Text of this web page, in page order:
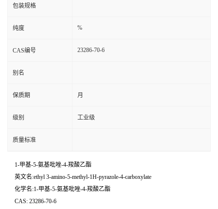
包装规格
纯度 %
CAS编号 23286-70-6
别名
保质期 月
级别 工业级
质量标准
1-甲基-5-氨基吡唑-4-羧酸乙酯
英文名:ethyl 3-amino-5-methyl-1H-pyrazole-4-carboxylate
化学名:1-甲基-5-氨基吡唑-4-羧酸乙酯
CAS: 23286-70-6